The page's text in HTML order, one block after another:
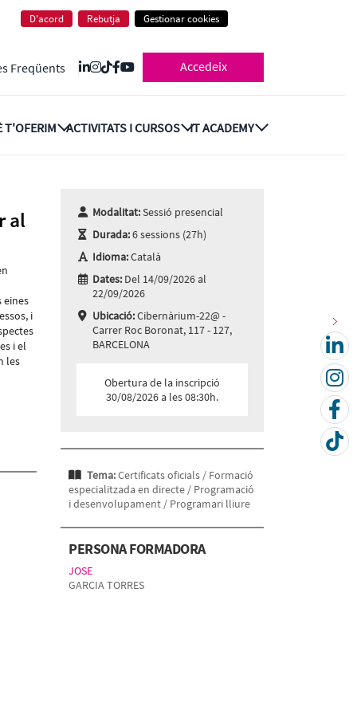
LFCA
D'acord Rebutja Gestionar cookies
Freqüents Accedeix
T'OFERIM ACTIVITATS I CURSOS IT ACADEMY
al
eines
i
i el
les
Modalitat:Sessió presencial
Durada:6 sessions (27h)
Idioma:Català
Dates: Del 14/09/2026 al
22/09/2026
Ubicació:Cibernàrium-22@ -
Carrer Roc Boronat, 117 - 127,
BARCELONA
Obertura de la inscripció
30/08/2026 a les 08:30h.
Tema:Certificats oficials / Formació
especialitzada en directe / Programació
i desenvolupament / Programari lliure
PERSONA FORMADORA
JOSE
GARCIA TORRES